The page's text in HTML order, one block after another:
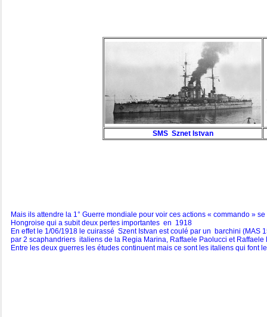
SMS Sznet Istvan
Mais ils attendre la 1° Guerre mondiale pour voir ces actions « commando »
Hongroise qui a subit deux pertes importantes en 1918
En effet le 1/06/1918 le cuirassé Szent Istvan est coulé par un barchini (MAS
par 2 scaphandriers italiens de la Regia Marina, Raffaele Paolucci et
Entre les deux guerres les études continuent mais ce sont les italiens qui font